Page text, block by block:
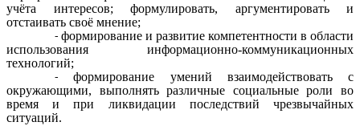
учёта интересов; формулировать, аргументировать и
отстаивать своё мнение;
формирование и развитие компетентности в области
использования информационно-коммуникационных
технологий;
формирование умений взаимодействовать с
окружающими, выполнять различные социальные роли во
время и при ликвидации последствий чрезвычайных
ситуаций.